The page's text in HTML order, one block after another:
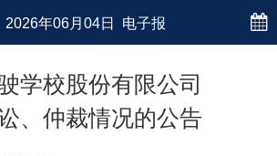
2026年06月04日 电子报
学校股份有限公司
、仲裁情况的公告